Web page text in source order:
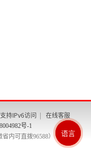
持IPv6访问 在线客服
号-1
省内可直拨96588）
语言
En
繁
简